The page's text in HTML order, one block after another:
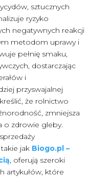
sztucznych
ryzyko
negatywnych reakcji
metodom uprawy i
pełnię smaku,
dostarczając
i
przyswajalnej
że rolnictwo
zmniejsza
o zdrowie gleby.
jak Biogo.pl –
, oferują szeroki
artykułów, które